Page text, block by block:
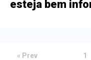
esteja bem
« Prev 1